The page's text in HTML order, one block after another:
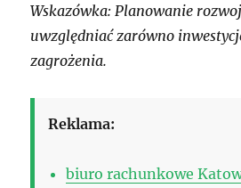
Wskazówka: Planowanie
uwzględniać zarówno
zagrożenia.
Reklama:
biuro rachunkowe